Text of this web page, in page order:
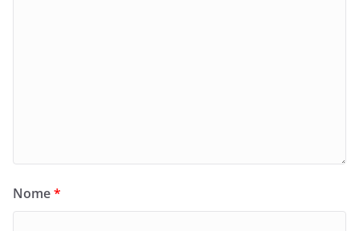
Nome*